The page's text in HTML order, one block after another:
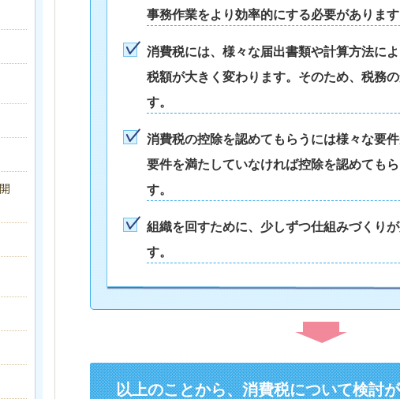
事務作業をより効率的にする必要があります
消費税には、様々な届出書類や計算方法によ
税額が大きく変わります。そのため、税務
す。
消費税の控除を認めてもらうには様々な要件
要件を満たしていなければ控除を認めても
す。
組織を回すために、少しずつ仕組みづくり
す。
以上のことから、消費税について検討